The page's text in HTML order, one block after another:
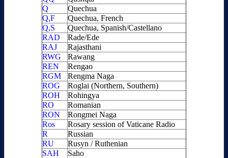
Q
Quechua
Q,F
Quechua, French
Q,S
Quechua, Spanish/Castellano
RAD
Rade/Ede
RAJ
Rajasthani
RWG
Rawang
REN
Rengao
RGM
Rengma Naga
ROG
Roglai (Northern, Southern)
ROH
Rohingya
RO
Romanian
RON
Rongmei Naga
Ros
Rosary session of Vaticane Radio
R
Russian
RU
Rusyn / Ruthenian
SAH
Saho